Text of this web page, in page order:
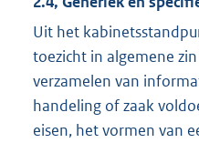
Uit het
toezicht in algemene
verzamelen van
handeling of zaak
eisen, het vormen van